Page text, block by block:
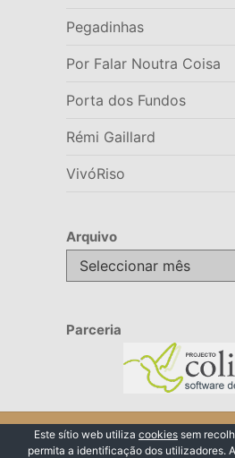
Pegadinhas
Por Falar Noutra Coisa
Porta dos Fundos
Rémi Gaillard
VivóRiso
Arquivo
Arquivo
Parceria
© 2026 VivóRiso
Este sítio web utiliza cookies sem
permita a identificação dos utilizadores.